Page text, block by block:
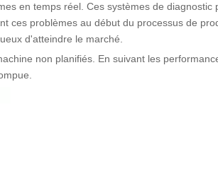
en temps réel. Ces systèmes de diagnostic
ces problèmes au début du processus de
d'atteindre le marché.
non planifiés. En suivant les